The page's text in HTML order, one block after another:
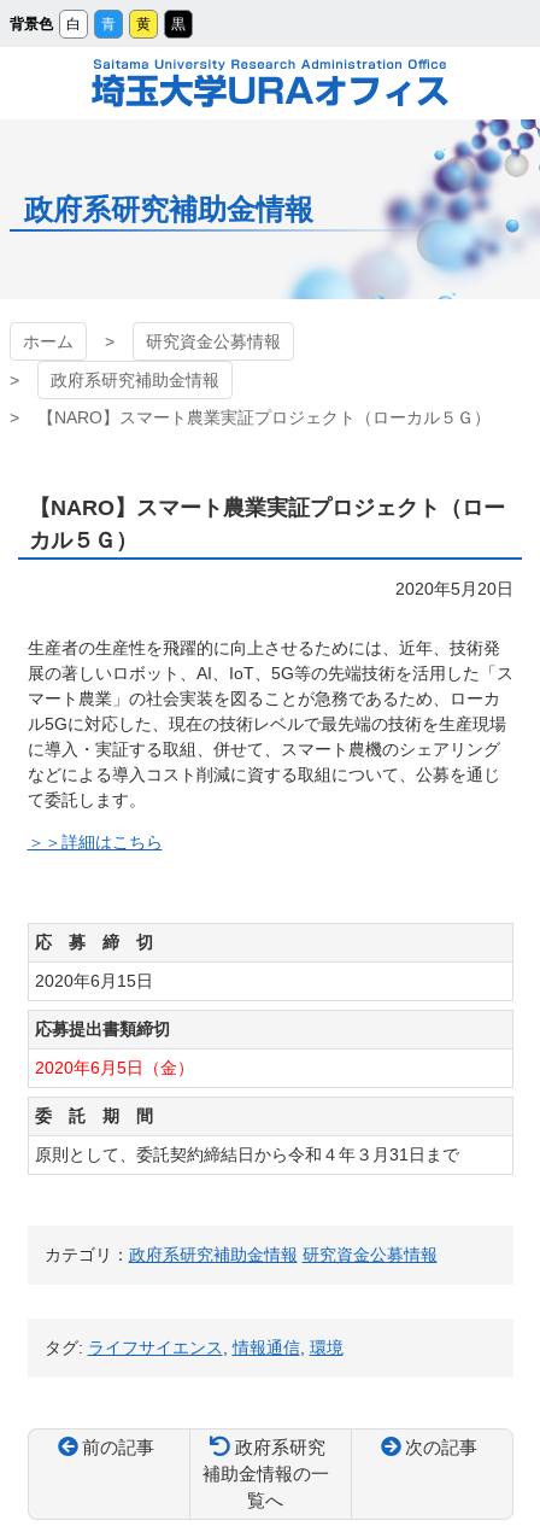
メ
イ
背景色 白 青 黄 黒
ス
政府系研究補助金情報
ホーム
研究資金公募情報
政府系研究補助金情報
【NARO】スマート農業実証プロジェクト（ローカル５Ｇ）
【NARO】スマート農業実証プロジェクト（ロー
カル５Ｇ）
2020年5月20日
生産者の生産性を飛躍的に向上させるためには、近年、技術発
展の著しいロボット、AI、IoT、5G等の先端技術を活用した「ス
マート農業」の社会実装を図ることが急務であるため、ローカ
ル5Gに対応した、現在の技術レベルで最先端の技術を生産現場
に導入・実証する取組、併せて、スマート農機のシェアリング
などによる導入コスト削減に資する取組について、公募を通じ
て委託します。
＞＞詳細はこちら
応 募 締 切
2020年6月15日
応募提出書類締切
2020年6月5日（金）
委 託 期 間
原則として、委託契約締結日から令和４年３月31日まで
カテゴリ： 政府系研究補助金情報 研究資金公募情報
タグ: ライフサイエンス,情報通信, 環境
前の記事
政府系研究
補助金情報の一
覧へ
次の記事